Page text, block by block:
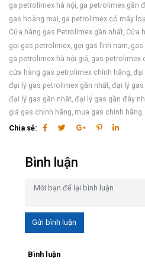
ga petrolimex hà nội, ga petrolimex gần
gas hoàng mai, ga petrolimex có mấy
Cửa hàng gas Petrolimex gần nhất, Cửa
gọi gas petrolimex, gọi gas lĩnh nam, gas
ga petrolimex hà nội giá, gas petrolimex
cửa hàng gas petrolimex chính hãng, đại
đại lý gas petrolimex gần nhất, đại lý gas
đại lý gas gần nhất, đại lý gas gần đây
giá gas chính hãng, mua gas chính hãng
Chia sẻ:
Bình luận
Gửi bình luận
Bình luận